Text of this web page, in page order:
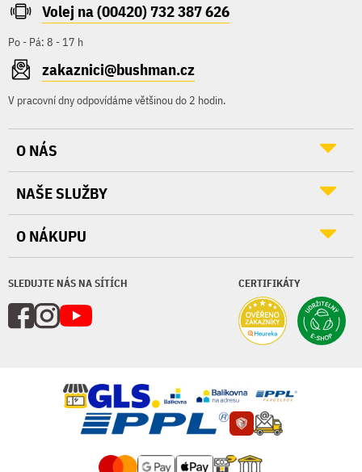
Volej na (00420) 732 387 626
Po - Pá: 8 - 17 h
zakaznici@bushman.cz
V pracovní dny odpovídáme většinou do 2 hodin.
SLEDUJTE NÁS NA SÍTÍCH CERTIFIKÁTY
O NÁS
NAŠE SLUŽBY
O NÁKUPU